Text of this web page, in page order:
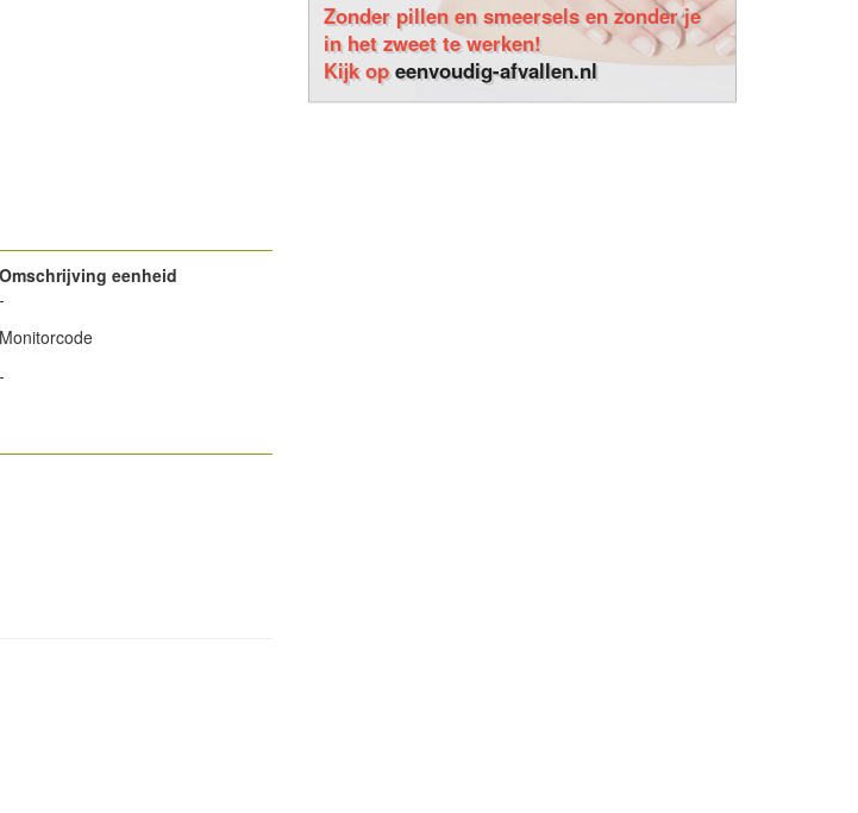
Omschrijving eenheid
-
Monitorcode
-
Zonder pillen en smeersels en zonder je
in het zweet te werken!
Kijk opeenvoudig-afvallen.nl